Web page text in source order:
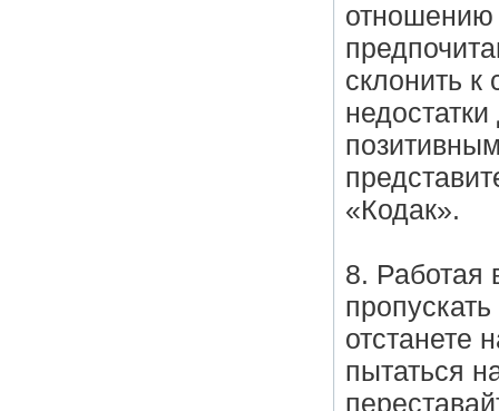
отношению
склонить к
«Кодак».
8. Работая
отстанете
пытаться